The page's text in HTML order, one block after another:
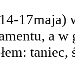
17maja)
a